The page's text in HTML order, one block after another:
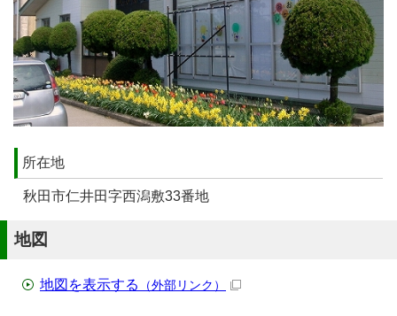
所在地
秋田市仁井田字西潟敷33番地
地図
地図を表示する （外部リンク）